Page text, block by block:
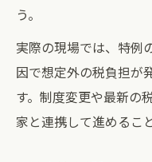
う。
実際の現場では、特例
因で想定外の税負担が
す。制度変更や最新の
家と連携して進めるこ